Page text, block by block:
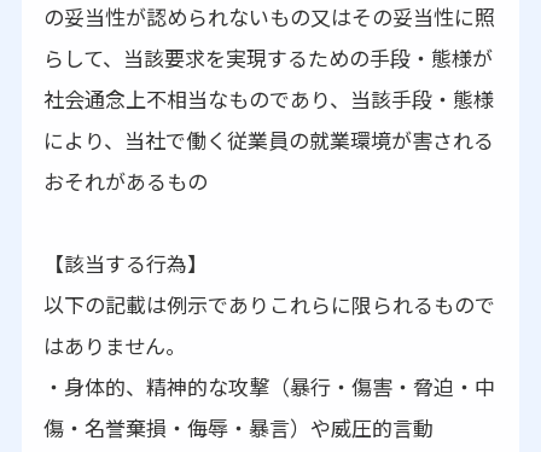
の妥当性が認められないもの又はその妥当性に照
らして、当該要求を実現するための手段・態様が
社会通念上不相当なものであり、当該手段・態様
により、当社で働く従業員の就業環境が害される
おそれがあるもの
【該当する行為】
以下の記載は例示でありこれらに限られるもので
はありません。
・身体的、精神的な攻撃（暴行・傷害・脅迫・中
傷・名誉棄損・侮辱・暴言）や威圧的言動